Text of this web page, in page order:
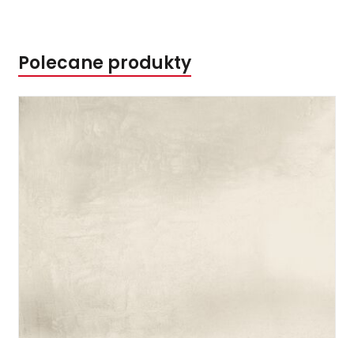
Polecane produkty